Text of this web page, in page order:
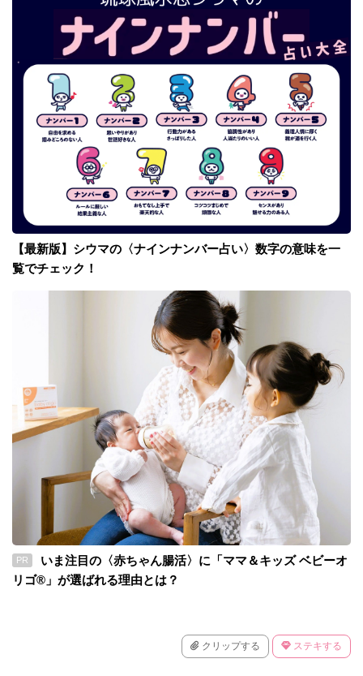
【最新版】シウマの〈ナインナンバー占い〉数字の意味を一
覧でチェック！
PR
いま注目の〈赤ちゃん腸活〉に「ママ＆キッズ ベビーオ
リゴ®」が選ばれる理由とは？
クリップする ステキする